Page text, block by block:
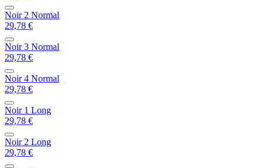
Noir 2 Normal
29,78 €
Noir 3 Normal
29,78 €
Noir 4 Normal
29,78 €
Noir 1 Long
29,78 €
Noir 2 Long
29,78 €